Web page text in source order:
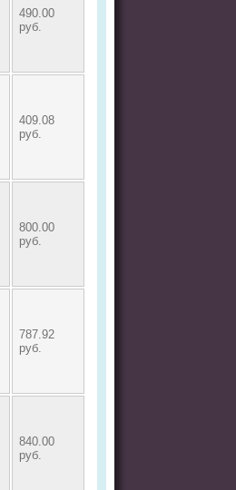
490.00
руб.
409.08
руб.
800.00
руб.
787.92
руб.
840.00
руб.